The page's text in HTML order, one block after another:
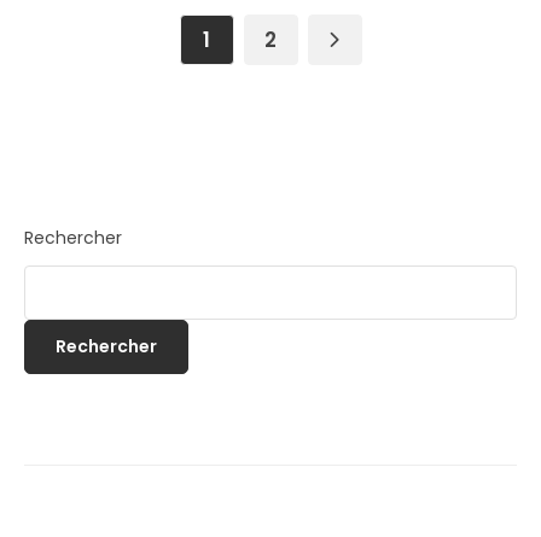
1 2
Rechercher
Rechercher